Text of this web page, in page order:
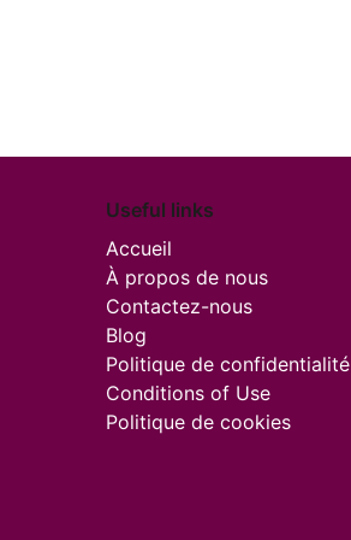
Useful links
Accueil
À propos de nous
Contactez-nous
Blog
Politique de confidentialité
Conditions of Use
Politique de cookies